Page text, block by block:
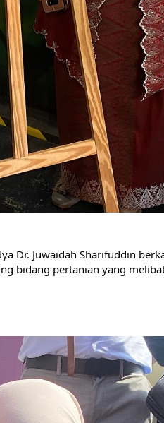
Dr. Juwaidah Sharifuddin
bidang pertanian yang